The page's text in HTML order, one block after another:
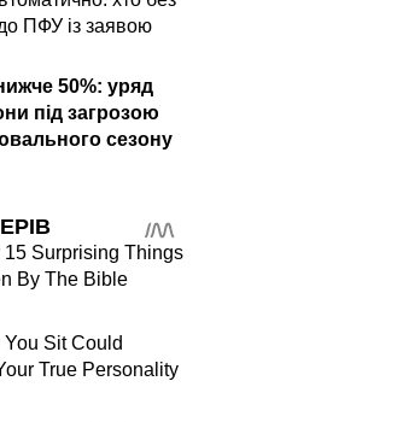
ПФУ із заявою
50%: уряд
під загрозою
сезону
15 Surprising Things
By The Bible
You Sit Could
True Personality